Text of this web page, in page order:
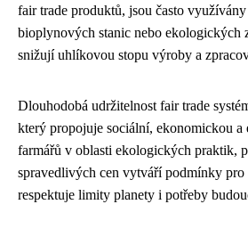
fair trade produktů, jsou často
bioplynových stanic nebo ekologických
snižují uhlíkovou stopu výroby a
Dlouhodobá udržitelnost fair trade
který propojuje sociální, ekonomickou
farmářů v oblasti ekologických praktik,
spravedlivých cen vytváří podmínky
respektuje limity planety i potřeby